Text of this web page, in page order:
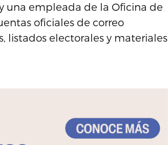
una empleada de la Oficina de
oficiales de correo
listados electorales y materiales